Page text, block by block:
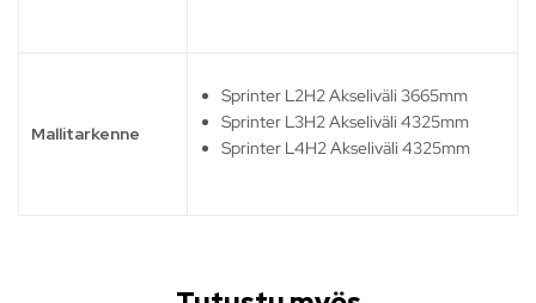
Mallitarkenne
Sprinter L2H2 Akseliväli 3665mm
Sprinter L3H2 Akseliväli 4325mm
Sprinter L4H2 Akseliväli 4325mm